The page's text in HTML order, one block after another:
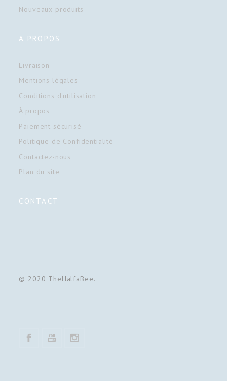
Nouveaux produits
A PROPOS
Livraison
Mentions légales
Conditions d'utilisation
À propos
Paiement sécurisé
Politique de Confidentialité
Contactez-nous
Plan du site
CONTACT
© 2020 TheHalfaBee.